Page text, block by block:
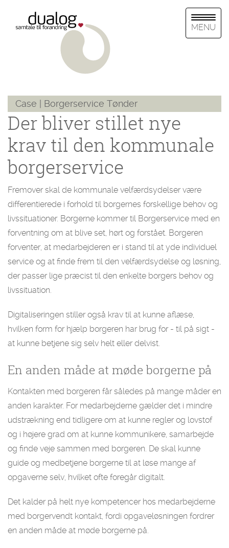
Case | Borgerservice Tønder
Der bliver stillet nye
krav til den kommunale
borgerservice
Fremover skal de kommunale velfærdsydelser være
differentierede i forhold til borgernes forskellige behov og
livssituationer. Borgerne kommer til Borgerservice med en
forventning om at blive set, hørt og forstået. Borgeren
forventer, at medarbejderen er i stand til at yde individuel
service og at finde frem til den velfærdsydelse og løsning,
der passer lige præcist til den enkelte borgers behov og
livssituation.
Digitaliseringen stiller også krav til at kunne aflæse,
hvilken form for hjælp borgeren har brug for - til på sigt -
at kunne betjene sig selv helt eller delvist.
En anden måde at møde borgerne på
Kontakten med borgeren får således på mange måder en
anden karakter. For medarbejderne gælder det i mindre
udstrækning end tidligere om at kunne regler og lovstof
og i højere grad om at kunne kommunikere, samarbejde
og finde veje sammen med borgeren. De skal kunne
guide og medbetjene borgerne til at løse mange af
opgaverne selv, hvilket ofte foregår digitalt.
Det kalder på helt nye kompetencer hos medarbejderne
med borgervendt kontakt, fordi opgaveløsningen fordrer
en anden måde at møde borgerne på.
MENU